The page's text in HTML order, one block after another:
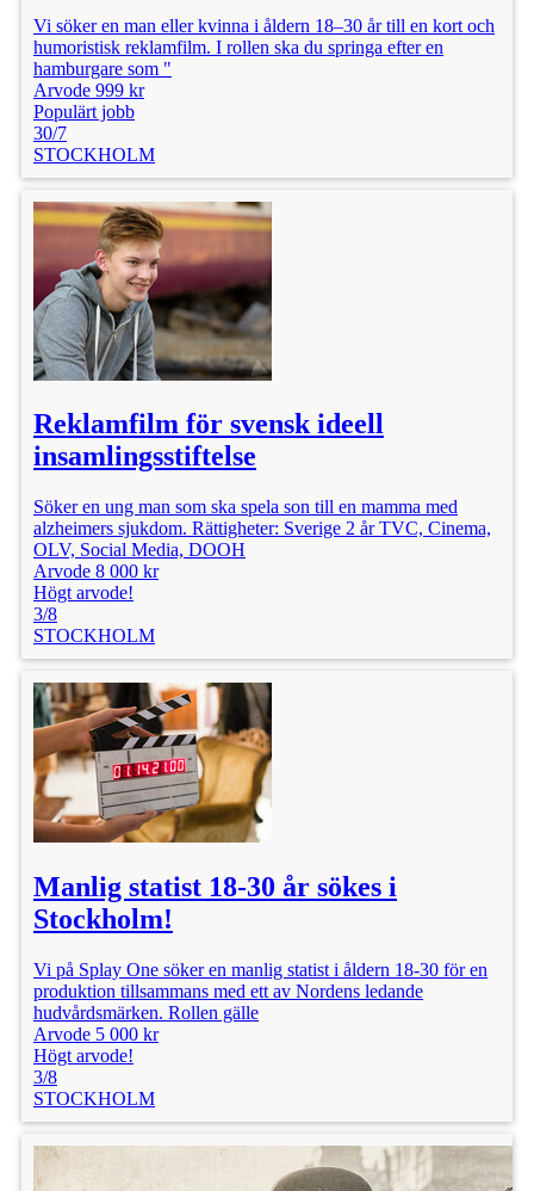
Vi söker en man eller kvinna i åldern 18–30 år till en kort och
humoristisk reklamfilm. I rollen ska du springa efter en
hamburgare som "
Arvode 999 kr
Populärt jobb
30/7
STOCKHOLM
Reklamfilm för svensk ideell
insamlingsstiftelse
Söker en ung man som ska spela son till en mamma med
alzheimers sjukdom. Rättigheter: Sverige 2 år TVC, Cinema,
OLV, Social Media, DOOH
Arvode 8 000 kr
Högt arvode!
3/8
STOCKHOLM
Manlig statist 18-30 år sökes i
Stockholm!
Vi på Splay One söker en manlig statist i åldern 18-30 för en
produktion tillsammans med ett av Nordens ledande
hudvårdsmärken. Rollen gälle
Arvode 5 000 kr
Högt arvode!
3/8
STOCKHOLM